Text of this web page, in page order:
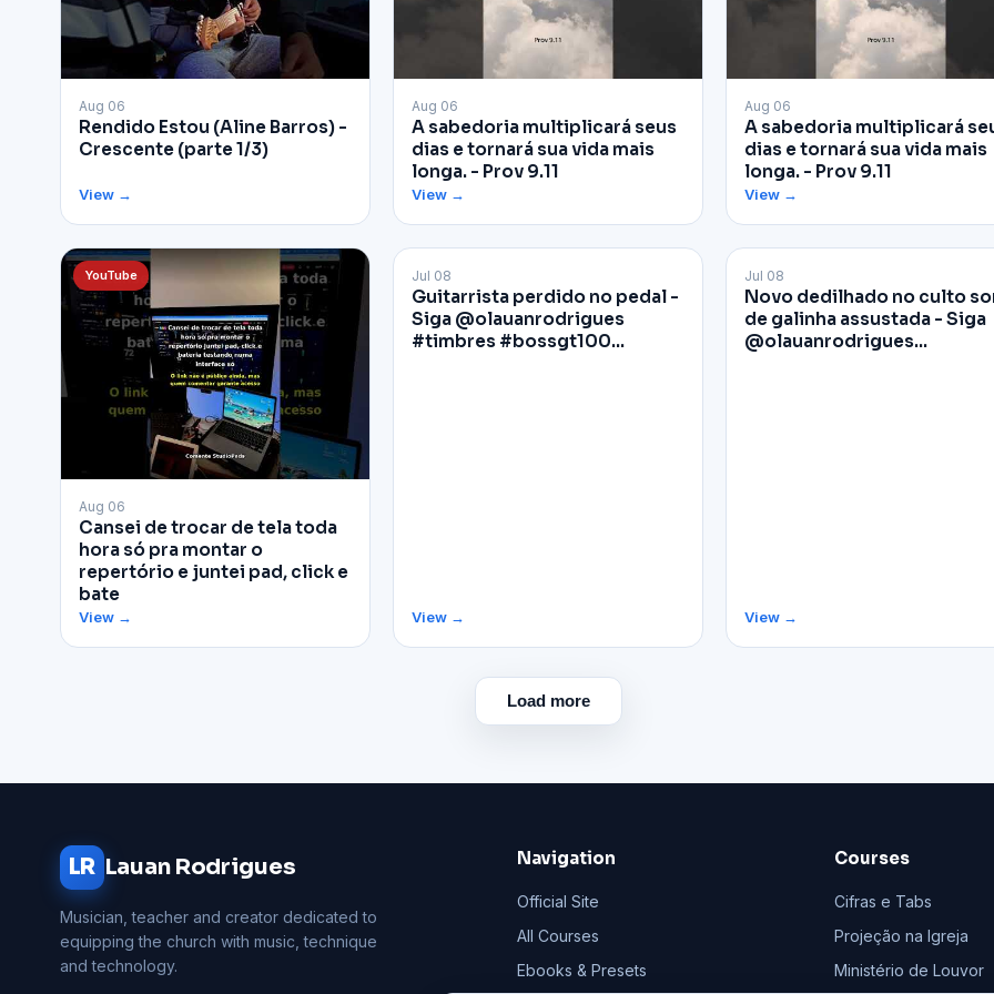
▶
Aug 06
Rendido Estou (Aline Barros) -
Crescente (parte 1/3)
View →
▶
Aug 06
A sabedoria multiplicará seus
dias e tornará sua vida mais
longa. - Prov 9.11
View →
▶
Aug 06
A sabedoria multiplicará
dias e tornará sua vida mais
longa. - Prov 9.11
View →
YouTube
▶
Aug 06
Cansei de trocar de tela toda
hora só pra montar o
repertório e juntei pad, click e
bate
View →
Facebook
Jul 08
Guitarrista perdido no pedal -
Siga @olauanrodrigues
#timbres #bossgt100…
View →
Facebook
Jul 08
Novo dedilhado no culto
de galinha assustada - Siga
@olauanrodrigues…
View →
Load more
LR Lauan Rodrigues
Musician, teacher and creator dedicated to
equipping the church with music, technique
and technology.
Navigation
Official Site
All Courses
Ebooks & Presets
Courses
Cifras e Tabs
Projeção na Igreja
Ministério de Louvor